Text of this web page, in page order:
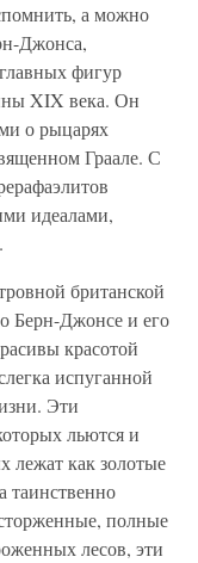
а можно
Джонса,
фигур
XIX века. Он
о рыцарях
Граале. С
идеалами,
британской
Берн-Джонсе и его
красотой
испуганной
Эти
льются и
лежат как золотые
таинственно
полные
лесов, эти